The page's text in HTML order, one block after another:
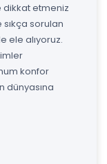
dikkat etmeniz
sorulan
ele alıyoruz.
konfor
dünyasına